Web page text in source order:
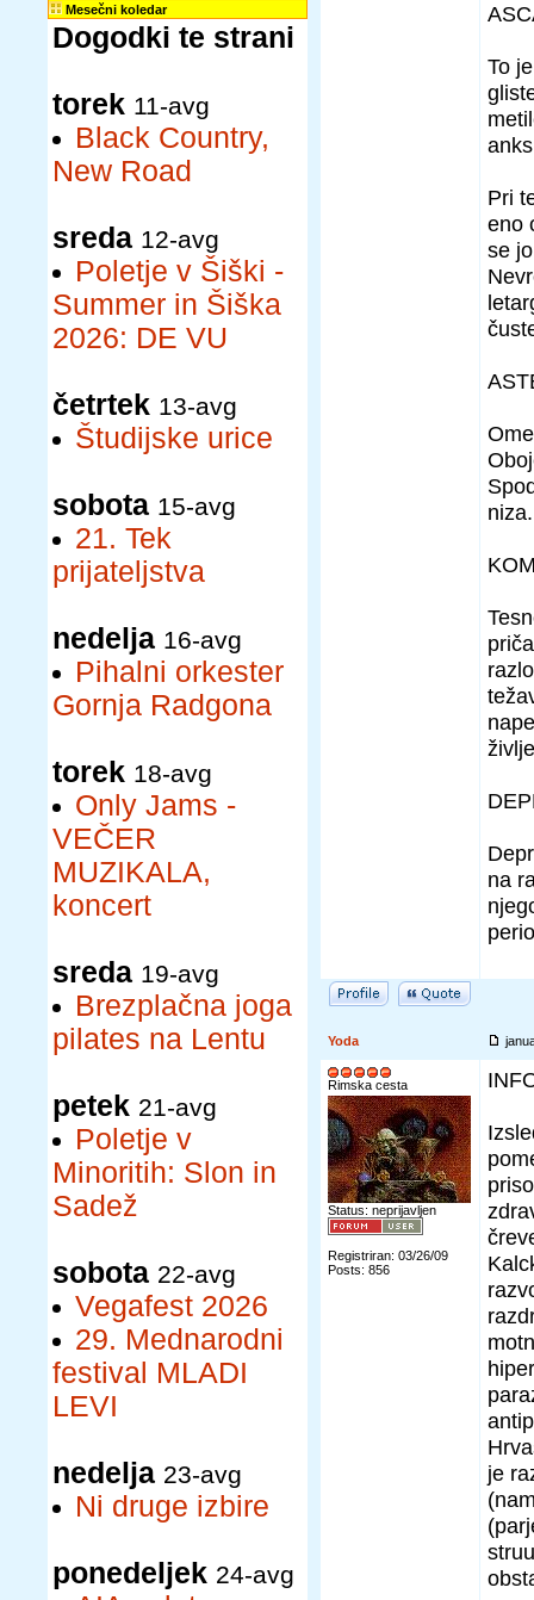
Mesečni koledar
Dogodki te strani
torek 11-avg
Black Country,
New Road
sreda 12-avg
Poletje v Šiški -
Summer in Šiška
2026: DE VU
četrtek 13-avg
Študijske urice
sobota 15-avg
21. Tek
prijateljstva
nedelja 16-avg
Pihalni orkester
Gornja Radgona
torek 18-avg
Only Jams -
VEČER
MUZIKALA,
koncert
sreda 19-avg
Brezplačna joga
pilates na Lentu
petek 21-avg
Poletje v
Minoritih: Slon in
Sadež
sobota 22-avg
Vegafest 2026
29. Mednarodni
festival MLADI
LEVI
nedelja 23-avg
Ni druge izbire
ponedeljek 24-avg
To
Pri
eno
se
niza.
na
Yoda
Rimska cesta
Status: neprijavljen
Registriran: 03/26/09
Posts: 856
je